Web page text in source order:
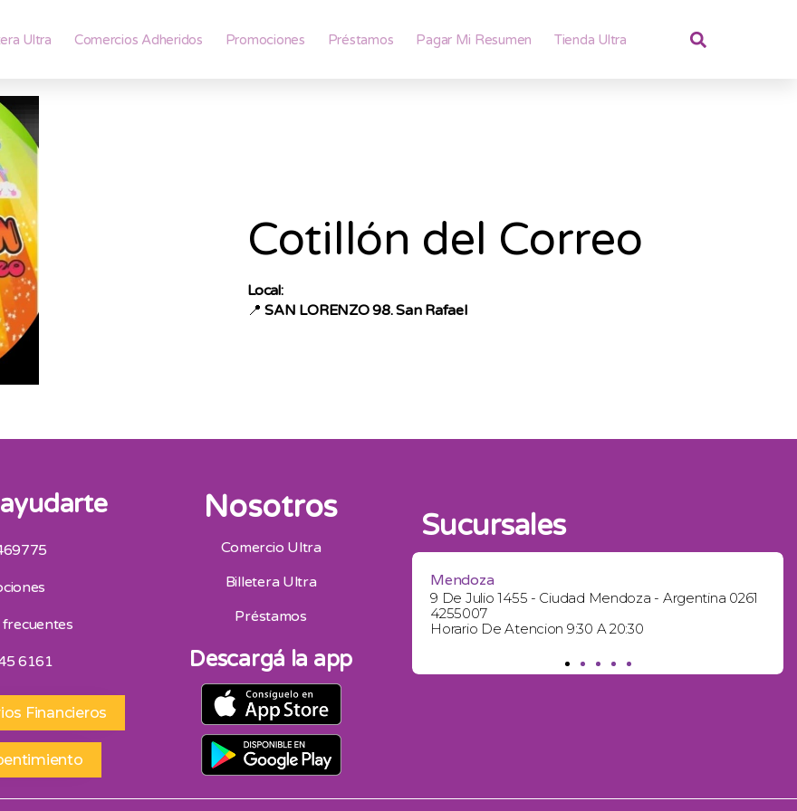
Ultra Comercios Adheridos Promociones Préstamos Pagar Mi Resumen Tienda Ultra
Cotillón del Correo
Local:
📍 SAN LORENZO 98. San Rafael
6161
Financieros
Nosotros
Comercio Ultra
Billetera Ultra
Préstamos
Descargá la app
Sucursales
Horario De Atencion 9:00 A 13:00 | 16:30 A 20:30
Sábados 9:00 A 13:00
Mendoza
9 De Julio 1455 - Ciudad Mendoza - Argentina 0261
4255007
Horario De Atencion 9:30 A 20:30